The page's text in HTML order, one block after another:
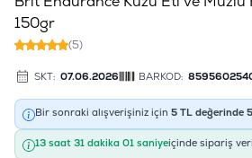
150gr
(5)
SKT: 07.06.2026 BARKOD:
Bir sonraki alışverişiniz için 5 TL değerinde
13 saat 31 dakika 01 saniyeiçinde sipariş